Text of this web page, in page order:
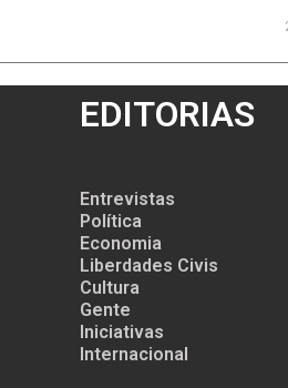
EDITORIAS
Entrevistas
Política
Economia
Liberdades Civis
Cultura
Gente
Iniciativas
Internacional